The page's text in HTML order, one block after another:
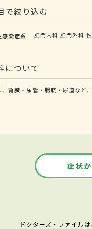
で絞り込む
感染症系 肛門内科 肛門外科
について
、腎臓・尿管・膀胱・尿道など
症状
ドクターズ・ファイル